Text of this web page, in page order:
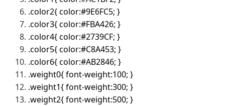
.color2{ color:#9E6FC5; }
.color3{ color:#FBA426; }
.color4{ color:#2739CF; }
.color5{ color:#C8A453; }
.color6{ color:#AB2846; }
.weight0{ font-weight:100; }
.weight1{ font-weight:300; }
.weight2{ font-weight:500; }